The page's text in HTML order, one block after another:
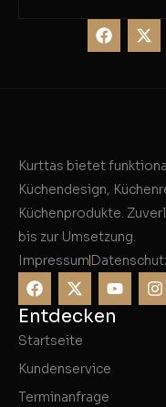
Kurttas bietet
Küchendesign,
Küchenprodukte.
bis zur Umsetzung.
Impressum
Entdecken
Startseite
Kundenservice
Terminanfrage